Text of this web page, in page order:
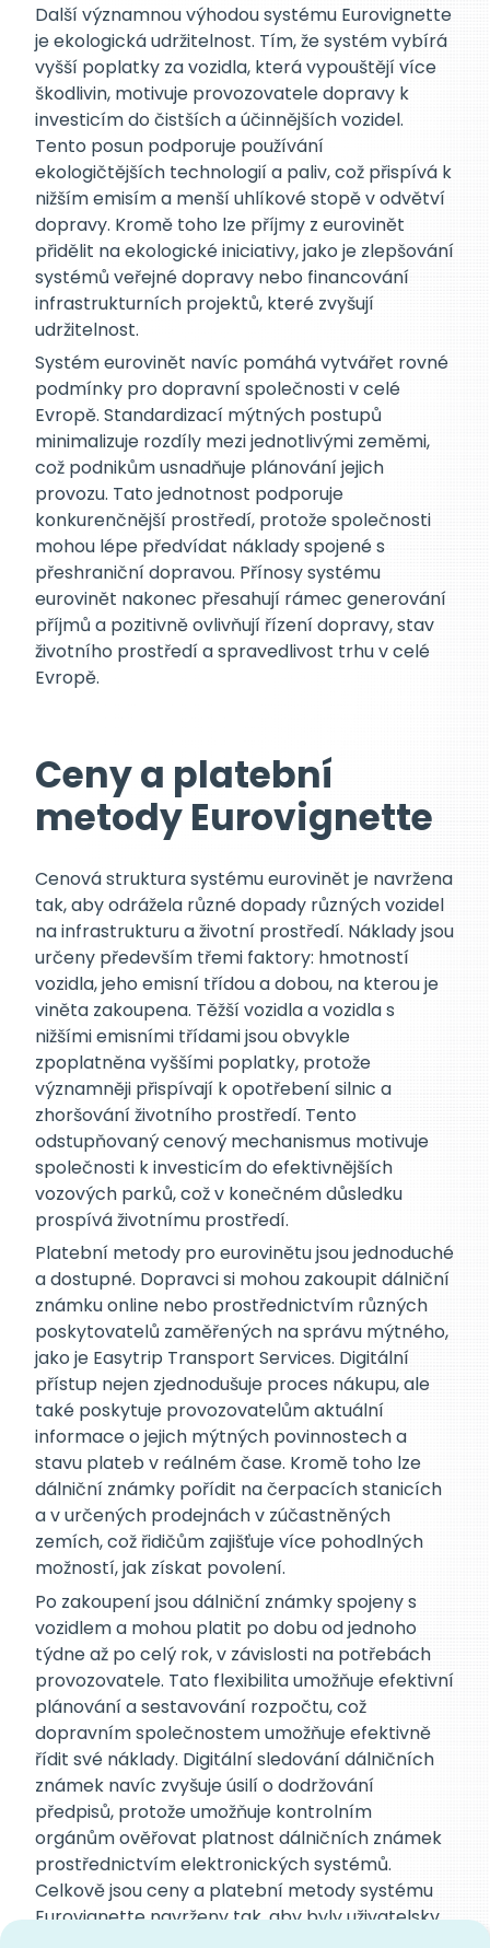
Další významnou výhodou systému Eurovignette
je ekologická udržitelnost. Tím, že systém vybírá
vyšší poplatky za vozidla, která vypouštějí více
škodlivin, motivuje provozovatele dopravy k
investicím do čistších a účinnějších vozidel.
Tento posun podporuje používání
ekologičtějších technologií a paliv, což přispívá k
nižším emisím a menší uhlíkové stopě v odvětví
dopravy. Kromě toho lze příjmy z eurovinět
přidělit na ekologické iniciativy, jako je zlepšování
systémů veřejné dopravy nebo financování
infrastrukturních projektů, které zvyšují
udržitelnost.
Systém eurovinět navíc pomáhá vytvářet rovné
podmínky pro dopravní společnosti v celé
Evropě. Standardizací mýtných postupů
minimalizuje rozdíly mezi jednotlivými zeměmi,
což podnikům usnadňuje plánování jejich
provozu. Tato jednotnost podporuje
konkurenčnější prostředí, protože společnosti
mohou lépe předvídat náklady spojené s
přeshraniční dopravou. Přínosy systému
eurovinět nakonec přesahují rámec generování
příjmů a pozitivně ovlivňují řízení dopravy, stav
životního prostředí a spravedlivost trhu v celé
Evropě.
Ceny a platební
metody Eurovignette
Cenová struktura systému eurovinět je navržena
tak, aby odrážela různé dopady různých vozidel
na infrastrukturu a životní prostředí. Náklady jsou
určeny především třemi faktory: hmotností
vozidla, jeho emisní třídou a dobou, na kterou je
viněta zakoupena. Těžší vozidla a vozidla s
nižšími emisními třídami jsou obvykle
zpoplatněna vyššími poplatky, protože
významněji přispívají k opotřebení silnic a
zhoršování životního prostředí. Tento
odstupňovaný cenový mechanismus motivuje
společnosti k investicím do efektivnějších
vozových parků, což v konečném důsledku
prospívá životnímu prostředí.
Platební metody pro eurovinětu jsou jednoduché
a dostupné. Dopravci si mohou zakoupit dálniční
známku online nebo prostřednictvím různých
poskytovatelů zaměřených na správu mýtného,
jako je Easytrip Transport Services. Digitální
přístup nejen zjednodušuje proces nákupu, ale
také poskytuje provozovatelům aktuální
informace o jejich mýtných povinnostech a
stavu plateb v reálném čase. Kromě toho lze
dálniční známky pořídit na čerpacích stanicích
a v určených prodejnách v zúčastněných
zemích, což řidičům zajišťuje více pohodlných
možností, jak získat povolení.
Po zakoupení jsou dálniční známky spojeny s
vozidlem a mohou platit po dobu od jednoho
týdne až po celý rok, v závislosti na potřebách
provozovatele. Tato flexibilita umožňuje efektivní
plánování a sestavování rozpočtu, což
dopravním společnostem umožňuje efektivně
řídit své náklady. Digitální sledování dálničních
známek navíc zvyšuje úsilí o dodržování
předpisů, protože umožňuje kontrolním
orgánům ověřovat platnost dálničních známek
prostřednictvím elektronických systémů.
Celkově jsou ceny a platební metody systému
Eurovignette navrženy tak, aby byly uživatelsky